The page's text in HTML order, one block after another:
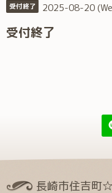
受付終了 2025-08-20
受付終了
長崎市住吉町